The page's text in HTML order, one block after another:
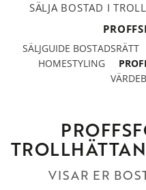
SÄLJA BOSTAD I
SÄLJGUIDE BOSTADSRÄTT
HOMESTYLING
TROLLHÄTTAN
VISAR ER